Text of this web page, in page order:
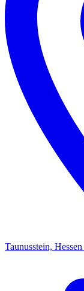
Taunusstein, Hessen